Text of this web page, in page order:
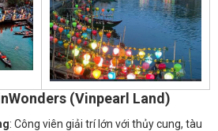
(Vinpearl Land)
: Công viên giải trí lớn với thủy cung, tàu